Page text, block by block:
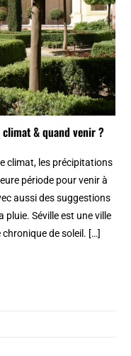
& quand venir ?
climat, les précipitations
période pour venir à
aussi des suggestions
pluie. Séville est une ville
de soleil. […]